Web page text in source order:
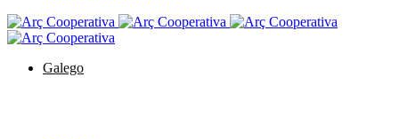
Galego